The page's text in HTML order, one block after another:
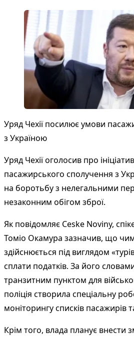
Уряд Чехії посилює умови
з Україною
Уряд Чехії оголосив про
пасажирського сполучення з
на боротьбу з нелегальними
незаконним обігом зброї.
Як повідомляє Ceske Noviny,
Томіо Окамура зазначив, що
здійснюється під виглядом
сплати податків. За його
транзитним пунктом для
поліція створила спеціальну
моніторингу списків пасажирів
Крім того, влада планує внести